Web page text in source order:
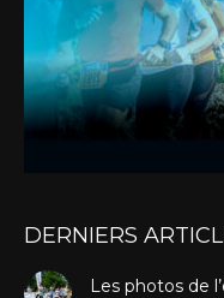
DERNIERS
Les photos de